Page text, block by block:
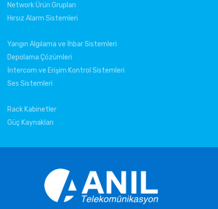
Network Ürün Grupları
Hırsız Alarm Sistemleri
Yangın Algılama ve İhbar Sistemleri
Depolama Çözümleri
İntercom ve Erişim Kontrol Sistemleri
Ses Sistemleri
Rack Kabinetler
Güç Kaynakları